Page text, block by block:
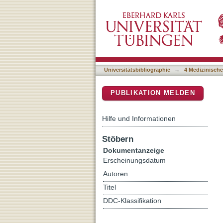
Ergebnisse nach
Universitätsbibliographie → 4
PUBLIKATION MELDEN
Hilfe und Informationen
Stöbern
Dokumentanzeige
Erscheinungsdatum
Autoren
Titel
DDC-Klassifikation